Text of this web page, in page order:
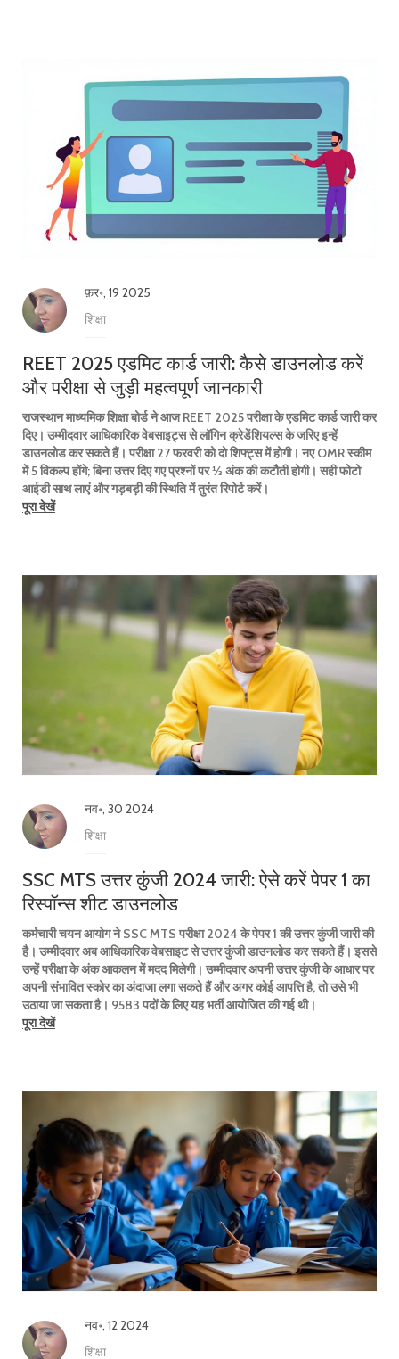
फ़र॰, 19 2025
शिक्षा
REET 2025 एडमिट कार्ड जारी: कैसे डाउनलोड करें
और परीक्षा से जुड़ी महत्वपूर्ण जानकारी
राजस्थान माध्यमिक शिक्षा बोर्ड ने आज REET 2025 परीक्षा के एडमिट कार्ड जारी कर
दिए। उम्मीदवार आधिकारिक वेबसाइट्स से लॉगिन क्रेडेंशियल्स के जरिए इन्हें
डाउनलोड कर सकते हैं। परीक्षा 27 फरवरी को दो शिफ्ट्स में होगी। नए OMR स्कीम
में 5 विकल्प होंगे; बिना उत्तर दिए गए प्रश्नों पर ⅓ अंक की कटौती होगी। सही फोटो
आईडी साथ लाएं और गड़बड़ी की स्थिति में तुरंत रिपोर्ट करें।
पूरा देखें
नव॰, 30 2024
शिक्षा
SSC MTS उत्तर कुंजी 2024 जारी: ऐसे करें पेपर 1 का
रिस्पॉन्स शीट डाउनलोड
कर्मचारी चयन आयोग ने SSC MTS परीक्षा 2024 के पेपर 1 की उत्तर कुंजी जारी की
है। उम्मीदवार अब आधिकारिक वेबसाइट से उत्तर कुंजी डाउनलोड कर सकते हैं। इससे
उन्हें परीक्षा के अंक आकलन में मदद मिलेगी। उम्मीदवार अपनी उत्तर कुंजी के आधार पर
अपनी संभावित स्कोर का अंदाजा लगा सकते हैं और अगर कोई आपत्ति है, तो उसे भी
उठाया जा सकता है। 9583 पदों के लिए यह भर्ती आयोजित की गई थी।
पूरा देखें
नव॰, 12 2024
शिक्षा